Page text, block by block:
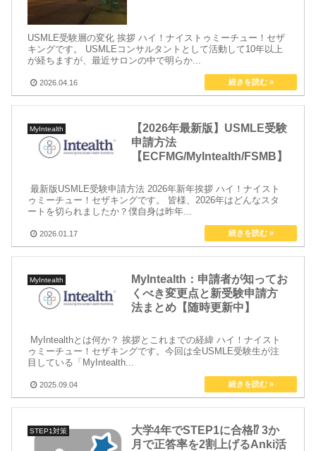
USMLE受験層の変化 挨拶 ハイ！ナイストゥミーチュー！セザ
キングです。 USMLEコンサルタントとして活動して10年以上
が経ちますが、最近サロンの中で明らか...
2026.04.16
MyIntealth
【2026年最新版】USMLE受験
申請方法
【ECFMG/MyIntealth/FSMB】
最新版USMLE受験申請方法 2026年新年挨拶 ハイ！ナイスト
ゥミーチュー！セザキングです。 皆様、2026年はどんなスタ
ートを切られましたか？僕自身は昨年...
2026.01.17
MyIntealth
MyIntealth：申請者が知ってお
くべき変更点と新受験申請方
法まとめ【随時更新中】
MyIntealthとは何か？ 挨拶とこれまでの経緯 ハイ！ナイスト
ゥミーチュー！セザキングです。今回は全USMLE受験生が注
目している「MyIntealth...
2025.09.04
STEP1対策
大学4年でSTEP1に合格⁉ 3か
月で正答率を2割上げるAnki活